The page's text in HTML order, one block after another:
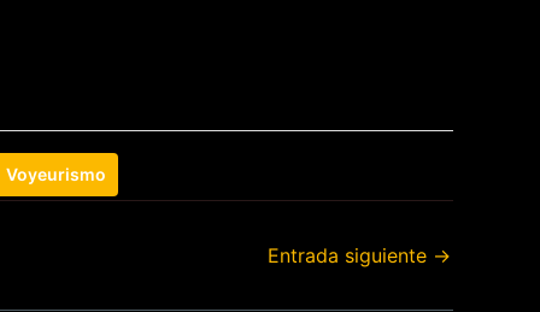
Voyeurismo
Entrada siguiente →